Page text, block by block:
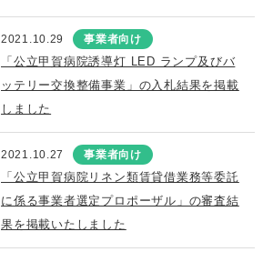
2021.10.29 事業者向け
「公立甲賀病院誘導灯 LED ランプ及びバ
ッテリー交換整備事業」の入札結果を掲載
しました
2021.10.27 事業者向け
「公立甲賀病院リネン類賃貸借業務等委託
に係る事業者選定プロポーザル」の審査結
果を掲載いたしました